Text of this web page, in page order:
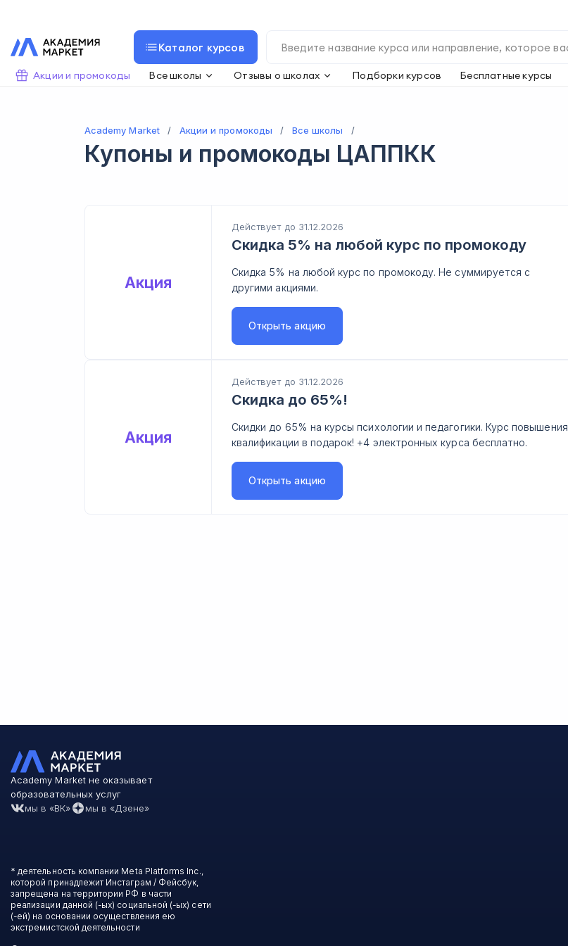
Каталог курсов
Акции и промокоды Все школы Отзывы о школах Подборки курсов Бесплатные курсы
Academy Market Акции и промокоды Все школы
Купоны и промокоды ЦАППКК
Акция
Действует до 31.12.2026
Скидка 5% на любой курс по промокоду
Скидка 5% на любой курс по промокоду. Не суммируется с
другими акциями.
Открытьакцию
Акция
Действует до 31.12.2026
Скидка до 65%!
Скидки до 65% на курсы психологии и педагогики. Курс повышения
квалификации в подарок! +4 электронных курса бесплатно.
Открытьакцию
Academy Market не оказывает
образовательных услуг
мы в «ВК»
мы в «Дзене»
* деятельность компании Meta Platforms Inc.,
которой принадлежит Инстаграм / Фейсбук,
запрещена на территории РФ в части
реализации данной (-ых) социальной (-ых) сети
(-ей) на основании осуществления ею
экстремистской деятельности